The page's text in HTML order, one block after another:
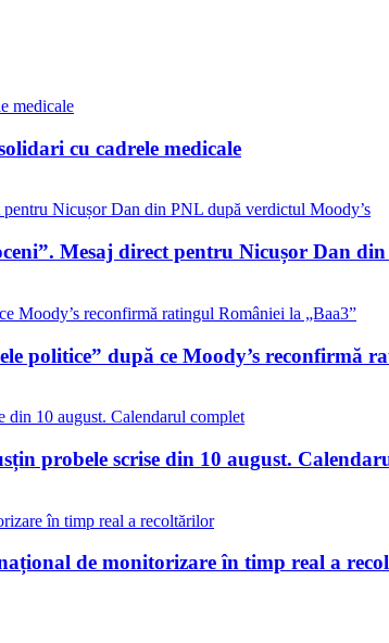
cu cadrele medicale
Mesaj direct pentru Nicușor Dan
politice” după ce Moody’s reconfirmă
probele scrise din 10 august.
de monitorizare în timp real a